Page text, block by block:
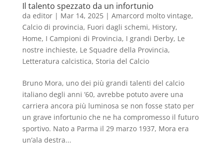
Il talento spezzato da un infortunio
da editor| Mar 14, 2025| Amarcord molto vintage,
Calcio di provincia, Fuori dagli schemi, History,
Home, I Campioni di Provincia, I grandi Derby, Le
nostre inchieste, Le Squadre della Provincia,
Letteratura calcistica, Storia del Calcio
Bruno Mora, uno dei più grandi talenti del calcio
italiano degli anni ’60, avrebbe potuto avere una
carriera ancora più luminosa se non fosse stato per
un grave infortunio che ne ha compromesso il futuro
sportivo. Nato a Parma il 29 marzo 1937, Mora era
un’ala destra...